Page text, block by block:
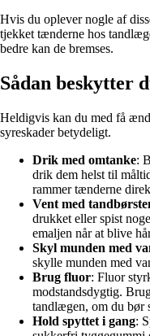
Hvis du oplever nogle af
tjekket tænderne hos
bedre kan de bremses.
Sådan beskytter
Heldigvis kan du med få
syreskader betydeligt.
Drik med omtanke:
drik dem helst til
rammer tænderne
Vent med
drukket eller spist
emaljen når at blive
Skyl munden med
skylle munden med
Brug fluor: Fluor
modstandsdygtig.
tandlægen, om du bør
Hold spyttet i gang: